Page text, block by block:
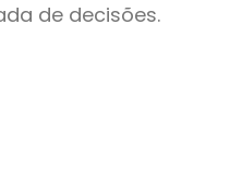
de decisões.